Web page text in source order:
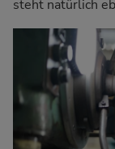
steht natürlich